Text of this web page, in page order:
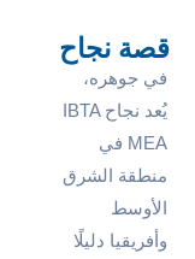
قصة نجاح
في جوهره،
يُعد نجاح IBTA
MEA في
منطقة الشرق
الأوسط
وأفريقيا دليلًا